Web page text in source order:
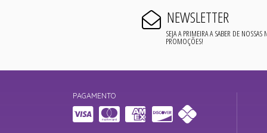
NEWSLETTER
SEJA A PRIMEIRA A SABER DE NOSSAS
PROMOÇÕES!
PAGAMENTO